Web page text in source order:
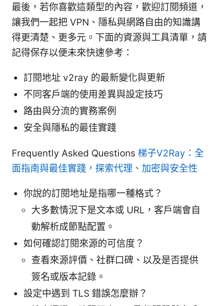
最後，若你喜歡這類型的內容，歡迎訂閱頻道，
讓我們一起把 VPN、隱私與網路自由的知識講
得更清楚、更多元。下面的資源與工具清單，請
記得保存以便未來快速參考：
訂閱地址 v2ray 的最新變化與更新
不同客戶端的使用差異與設定技巧
路由與分流的實務案例
安全與隱私的最佳實踐
Frequently Asked Questions 梯子V2Ray：全
面指南與最佳實踐，探索代理、加密與安全性
你說的訂閱地址是指哪一種格式？
大多數情況下是文本或 URL，客戶端會自
動解析成節點配置。
如何確認訂閱來源的可信度？
查看來源評價、社群口碑、以及是否提供
簽名或版本記錄。
設定中遇到 TLS 錯誤怎麼辦？